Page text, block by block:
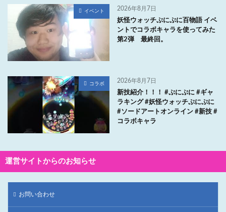
イベント 2026年8月7日
妖怪ウォッチぷにぷに百物語 イベ
ントでコラボキャラを使ってみた
第2弾 最終回。
コラボ 2026年8月7日
新技紹介！！！ #ぷにぷに #ギャ
ラキング #妖怪ウォッチぷにぷに
#ソードアートオンライン #新技 #
コラボキャラ
運営サイトからのお知らせ
お問い合わせ